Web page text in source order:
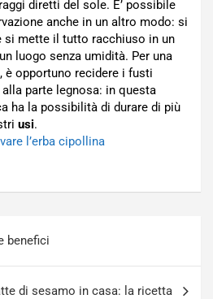
diretti del sole. E’ possibile
anche in un altro modo: si
si mette il tutto racchiuso in un
luogo senza umidità. Per una
è opportuno recidere i fusti
parte legnosa: in questa
ha la possibilità di durare di più
usi.
l’erba cipollina
benefici
di sesamo in casa: la ricetta